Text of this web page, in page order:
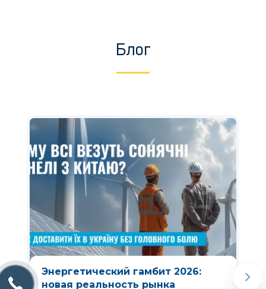
Блог
Энергетический гамбит 2026:
новая реальность рынка